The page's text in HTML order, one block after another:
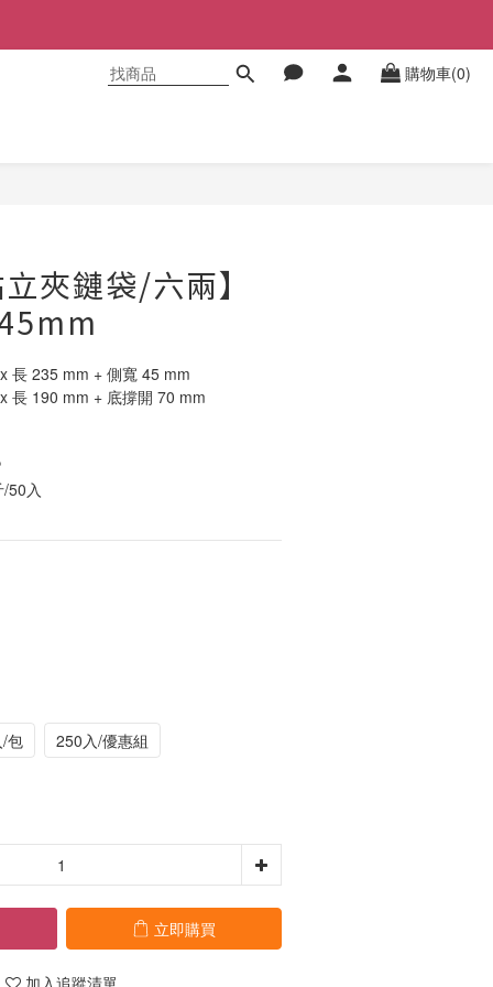
購物車(0)
夾鏈袋/六兩】
長 235 mm + 側寬 45 mm
長 190 mm + 底撐開 70 mm
50入
包 250入/優惠組
立即購買
加入追蹤清單